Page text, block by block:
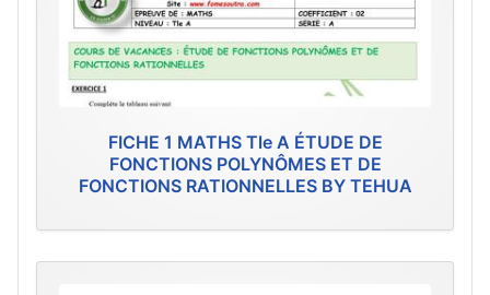
FICHE 1 MATHS Tle A ÉTUDE DE
FONCTIONS POLYNÔMES ET DE
FONCTIONS RATIONNELLES BY TEHUA